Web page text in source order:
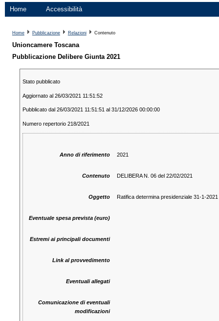
Home Accessibilità
Home Pubblicazione Relazioni Contenuto
Unioncamere Toscana
Pubblicazione Delibere Giunta 2021
Stato pubblicato
Aggiornato al 26/03/2021 11:51:52
Pubblicato dal 26/03/2021 11:51:51 al 31/12/2026 00:00:00
Numero repertorio 218/2021
Anno di riferimento 2021
Contenuto DELIBERA N. 06 del 22/02/2021
Oggetto Ratifica determina presidenziale 31-1-
Eventuale spesa prevista (euro)
Estremi ai principali documenti
Link al provvedimento
Eventuali allegati
Comunicazione di eventuali
modificazioni